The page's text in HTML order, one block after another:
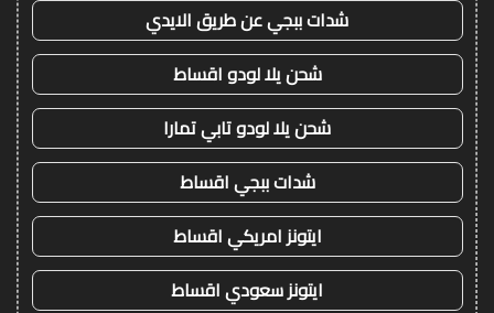
شدات ببجي عن طريق الايدي
شحن يلا لودو اقساط
شحن يلا لودو تابي تمارا
شدات ببجي اقساط
ايتونز امريكي اقساط
ايتونز سعودي اقساط